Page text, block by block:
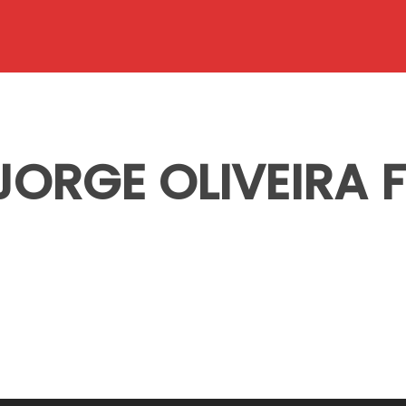
OLIVEIRA